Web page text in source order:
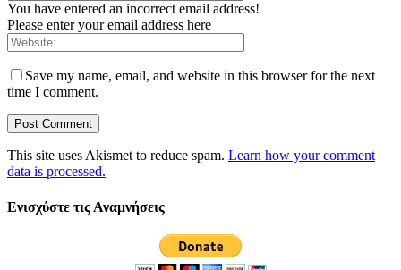
You have entered an incorrect email address!
Please enter your email address here
Save my name, email, and website in this browser for the next
time I comment.
This site uses Akismet to reduce spam. Learn how your comment
data is processed.
Ενισχύστε τις Αναμνήσεις